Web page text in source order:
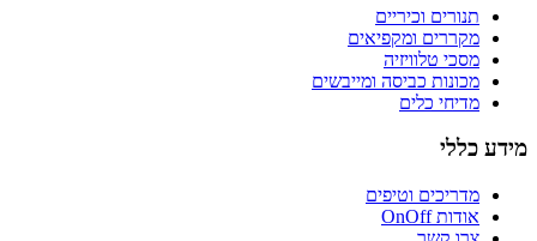
תנורים וכיריים
מקררים ומקפיאים
מסכי טלוויזיה
מכונות כביסה ומייבשים
מדיחי כלים
מידע כללי
מדריכים וטיפים
אודות OnOff